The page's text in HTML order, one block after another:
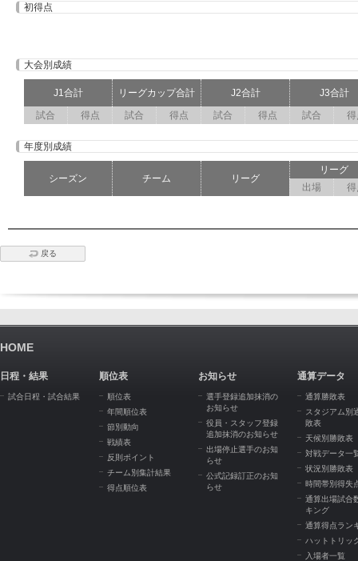
初得点
大会別成績
J1合計 リーグカップ合計 J2合計
J3合計
試合
得点 試合 得点 試合 得点 試合 得
年度別成績
シーズン チーム リーグ
リーグ
出場
得
戻る
HOME
日程・結果
試合日程・試合結果
順位表
順位表
年間順位表
節別動向
戦績表
反則ポイント
チーム別集計結果
得点順位表
お知らせ
選手登録追加抹消の
お知らせ
役員・スタッフ登録
追加抹消のお知らせ
出場停止選手のお知
らせ
公式記録訂正のお知
らせ
通算データ
通算勝敗表
スタジアム別
敗表
天候別勝敗表
対戦データ一
状況別勝敗表
時間帯別得失
通算出場試合
キング
通算得点ラン
ハットトリッ
入場者一覧